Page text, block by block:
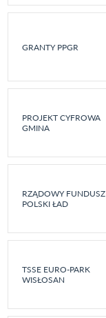
GRANTY PPGR
PROJEKT CYFROWA
GMINA
RZĄDOWY FUNDUSZ
POLSKI ŁAD
TSSE EURO-PARK
WISŁOSAN